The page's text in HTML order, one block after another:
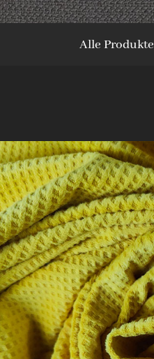
Alle Produkte